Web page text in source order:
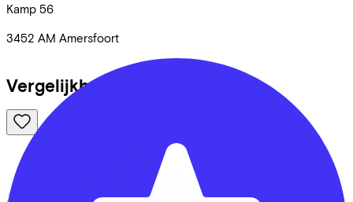
Kamp 56
3452 AM Amersfoort
Vergelijkbare fietsen